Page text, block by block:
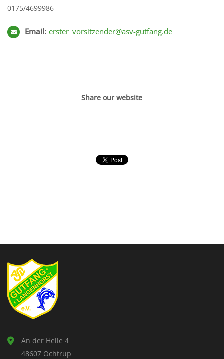
0175/4699986
Email: erster_vorsitzender@asv-gutfang.de
Share our website
An der Helle 4
48607 Ochtrup